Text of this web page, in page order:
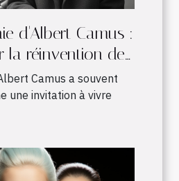
d'Albert Camus :
la réinvention de
par les enfants
Camus a souvent
une invitation à vivre